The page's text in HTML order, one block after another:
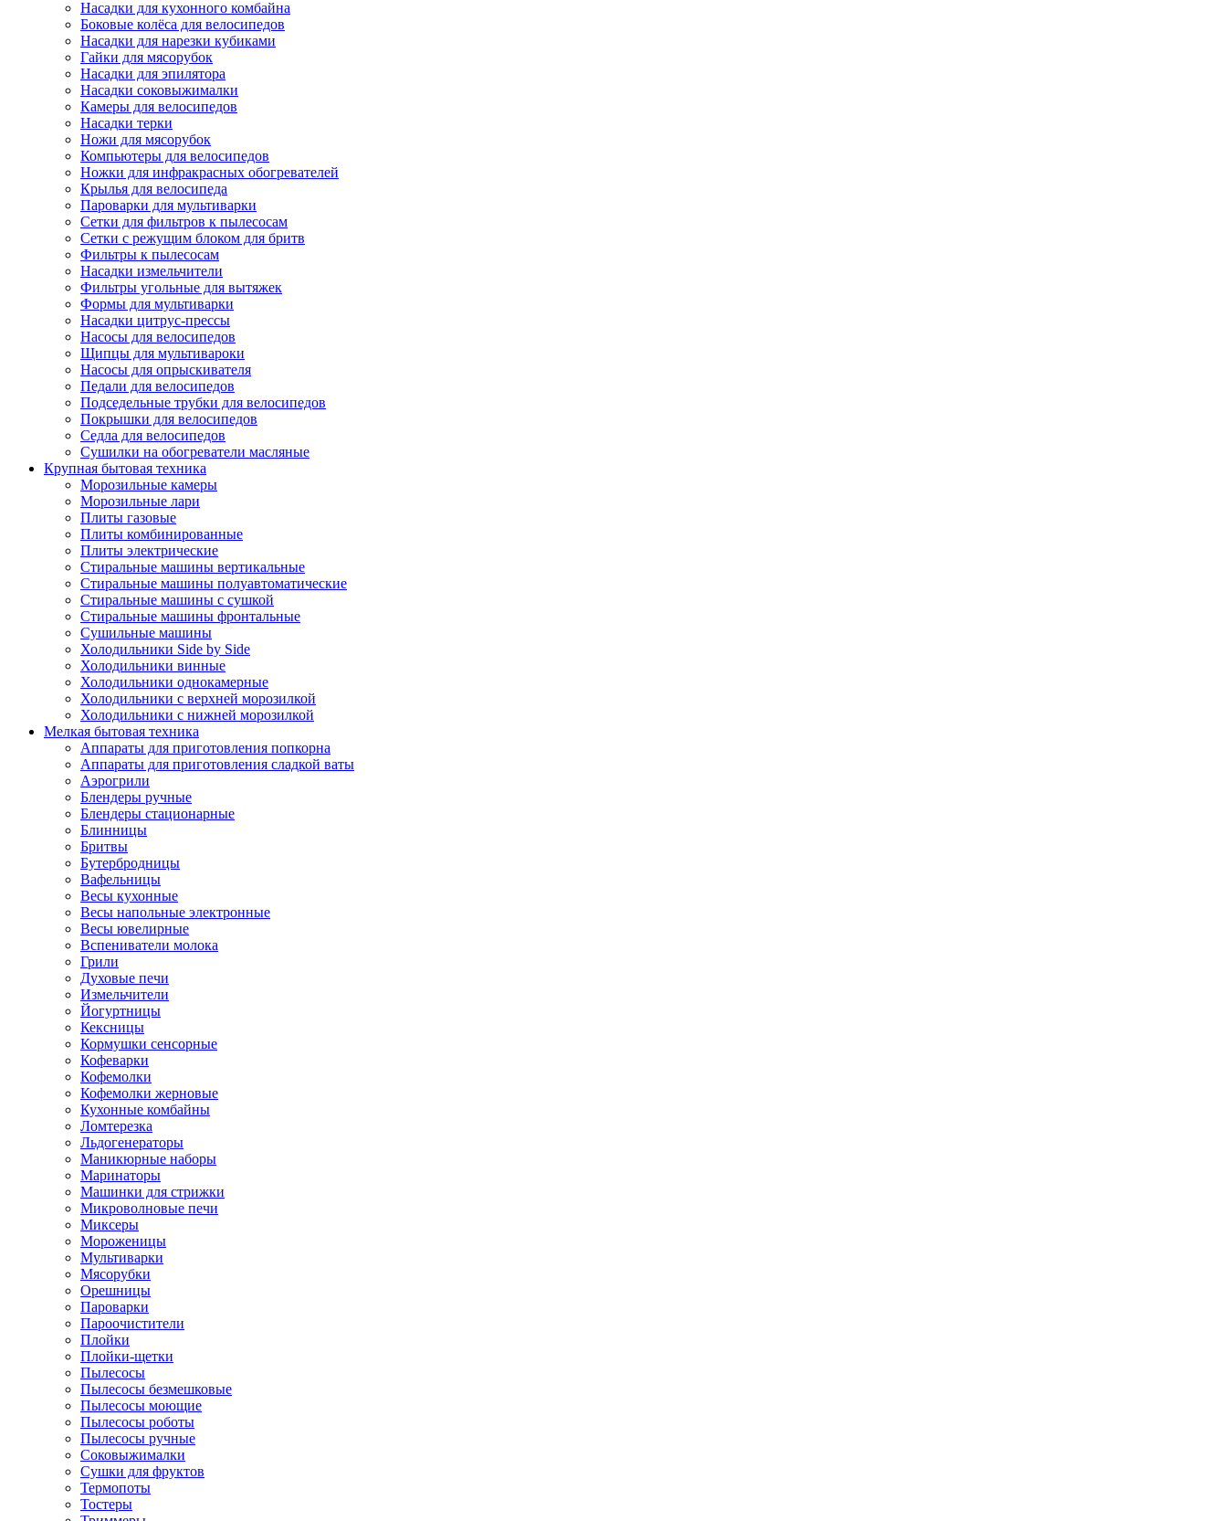
Насадки для кухонного комбайна
Боковые колёса для велосипедов
Насадки для нарезки кубиками
Гайки для мясорубок
Насадки для эпилятора
Насадки соковыжималки
Камеры для велосипедов
Насадки терки
Ножи для мясорубок
Компьютеры для велосипедов
Ножки для инфракрасных обогревателей
Крылья для велосипеда
Пароварки для мультиварки
Сетки для фильтров к пылесосам
Сетки с режущим блоком для бритв
Фильтры к пылесосам
Насадки измельчители
Фильтры угольные для вытяжек
Формы для мультиварки
Насадки цитрус-прессы
Насосы для велосипедов
Щипцы для мультивароки
Насосы для опрыскивателя
Педали для велосипедов
Подседельные трубки для велосипедов
Покрышки для велосипедов
Седла для велосипедов
Сушилки на обогреватели масляные
Крупная бытовая техника
Морозильные камеры
Морозильные лари
Плиты газовые
Плиты комбинированные
Плиты электрические
Стиральные машины вертикальные
Стиральные машины полуавтоматические
Стиральные машины с сушкой
Стиральные машины фронтальные
Сушильные машины
Холодильники Side by Side
Холодильники винные
Холодильники однокамерные
Холодильники с верхней морозилкой
Холодильники с нижней морозилкой
Мелкая бытовая техника
Аппараты для приготовления попкорна
Аппараты для приготовления сладкой ваты
Аэрогрили
Блендеры ручные
Блендеры стационарные
Блинницы
Бритвы
Бутербродницы
Вафельницы
Весы кухонные
Весы напольные электронные
Весы ювелирные
Вспениватели молока
Грили
Духовые печи
Измельчители
Йогуртницы
Кексницы
Кормушки сенсорные
Кофеварки
Кофемолки
Кофемолки жерновые
Кухонные комбайны
Ломтерезка
Льдогенераторы
Маникюрные наборы
Маринаторы
Машинки для стрижки
Микроволновые печи
Миксеры
Мороженицы
Мультиварки
Мясорубки
Орешницы
Пароварки
Пароочистители
Плойки
Плойки-щетки
Пылесосы
Пылесосы безмешковые
Пылесосы моющие
Пылесосы роботы
Пылесосы ручные
Соковыжималки
Сушки для фруктов
Термопоты
Тостеры